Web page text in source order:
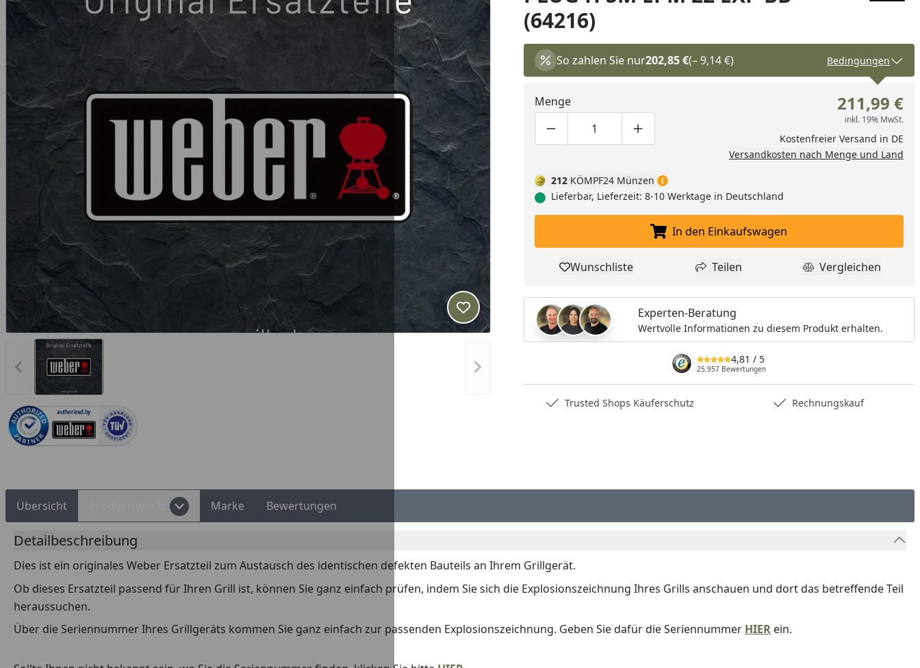
Vorheriges Bild anzeigen Nächstes Bild anzeigen
Produkt zur Wunschliste hinzufügen
authorized.by
(64216)
So zahlen Sie nur202,85 €(– 9,14 €) Bedingungen
Menge
Produktmenge um eins verringern
Produktmenge manuell eingeben
Produktmenge um eins erhöhen
211,99 €
inkl. 19% MwSt.
Kostenfreier Versand in DE
Versandkosten nach Menge und Land
212 KÖMPF24 Münzen
Lieferbar, Lieferzeit: 8-10 Werktage in Deutschland
In den Einkaufswagen legen
In den Einkaufswagen
Produkt zur Wunschliste hinzufügen
Wunschliste Teilen
Teilen Produkt
Vergleichen
Experten-Beratung
Wertvolle Informationen zu diesem Produkt erhalten.
4,81 / 5
25.957 Bewertungen
Trusted Shops Käuferschutz Rechnungskauf
Übersicht Marke Bewertungen
Detailbeschreibung
Dies ist ein originales Weber Ersatzteil zum Austausch des identischen defekten Bauteils an Ihrem Grillgerät.
Ob dieses Ersatzteil passend für Ihren Grill ist, können Sie ganz einfach prüfen, indem Sie sich die Explosionszeichnung Ihres Grills anschauen und dort das betreffende Teil
heraussuchen.
Über die Seriennummer Ihres Grillgeräts kommen Sie ganz einfach zur passenden Explosionszeichnung. Geben Sie dafür die Seriennummer HIER ein.